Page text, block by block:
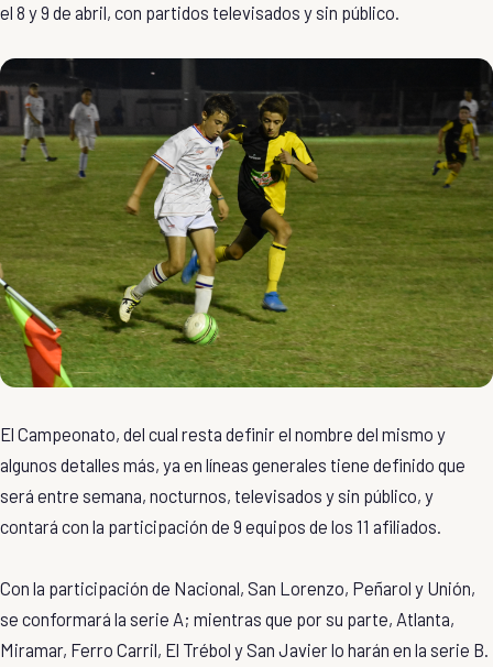
el 8 y 9 de abril, con partidos televisados y sin público.
El Campeonato, del cual resta definir el nombre del mismo y
algunos detalles más, ya en líneas generales tiene definido que
será entre semana, nocturnos, televisados y sin público, y
contará con la participación de 9 equipos de los 11 afiliados.
Con la participación de Nacional, San Lorenzo, Peñarol y Unión,
se conformará la serie A; mientras que por su parte, Atlanta,
Miramar, Ferro Carril, El Trébol y San Javier lo harán en la serie B.